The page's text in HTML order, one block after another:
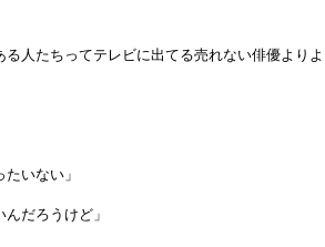
人たちってテレビに出てる売れない俳優よりよ
いない」
だろうけど」